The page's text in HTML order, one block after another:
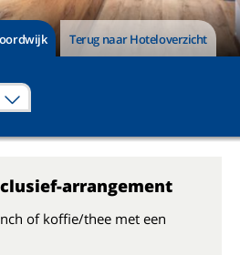
Terug naar Hoteloverzicht
arrangement
of koffie/thee met een